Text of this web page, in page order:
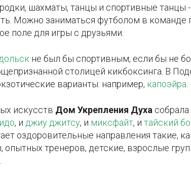
шахматы, танцы и спортивные танцы
Можно заниматься футболом в команде
поле для игры с друзьями.
не был бы спортивным, если бы не
столицей кикбоксинга. В
варианты: например, капоэйра
искусств Дом Укрепления Духа
, и джиу джитсу, и миксфайт, и тайский
оздоровительные направления такие,
опытных тренеров, детские, взрослые